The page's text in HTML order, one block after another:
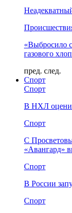
«Выбросило
газового
пред. след.
Спорт
Спорт
В НХЛ
Спорт
С
«Авангард»
Спорт
В России
Спорт